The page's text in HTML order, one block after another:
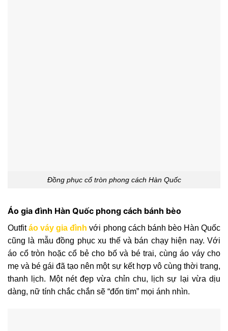
Đồng phục cổ tròn phong cách Hàn Quốc
Áo gia đình Hàn Quốc phong cách bánh bèo
Outfitáo váy gia đình với phong cách bánh bèo Hàn Quốc
cũng là mẫu đồng phục xu thế và bán chạy hiện nay. Với
áo cổ tròn hoặc cổ bẻ cho bố và bé trai, cùng áo váy cho
mẹ và bé gái đã tạo nên một sự kết hợp vô cùng thời trang,
thanh lịch. Một nét đẹp vừa chỉn chu, lịch sự lại vừa dịu
dàng, nữ tính chắc chắn sẽ “đốn tim” mọi ánh nhìn.